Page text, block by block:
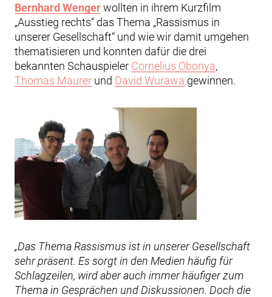
Bernhard Wengerwollten in ihrem Kurzfilm
„Ausstieg rechts“ das Thema „Rassismus in
unserer Gesellschaft“ und wie wir damit umgehen
thematisieren und konnten dafür die drei
bekannten Schauspieler Cornelius Obonya,
Thomas Maurer und David Wurawa gewinnen.
„Das Thema Rassismus ist in unserer Gesellschaft
sehr präsent. Es sorgt in den Medien häufig für
Schlagzeilen, wird aber auch immer häufiger zum
Thema in Gesprächen und Diskussionen. Doch die